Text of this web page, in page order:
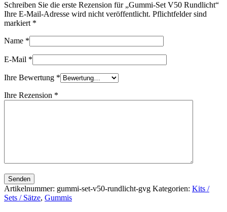
Schreiben Sie die erste Rezension für „Gummi-Set V50 Rundlicht“
Ihre E-Mail-Adresse wird nicht veröffentlicht. Pflichtfelder sind
markiert *
Name *
E-Mail *
Ihre Bewertung *
Ihre Rezension *
Senden
Artikelnummer: gummi-set-v50-rundlicht-gvg Kategorien: Kits /
Sets / Sätze, Gummis